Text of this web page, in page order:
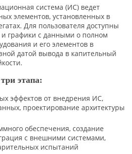
система (ИС) ведет
элементов, установленных в
Для пользователя доступны
графики с данными о полном
и его элементов в
датой вывода в капительный
этапа:
эффектов от внедрения ИС,
проектирование архитектуры
обеспечения, создание
с внешними системами,
испытаний